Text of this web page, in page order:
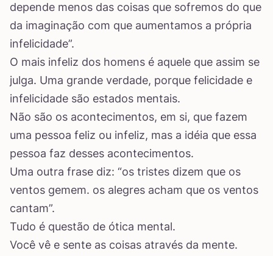
depende menos das coisas que sofremos do que
da imaginação com que aumentamos a própria
infelicidade”.
O mais infeliz dos homens é aquele que assim se
julga. Uma grande verdade, porque felicidade e
infelicidade são estados mentais.
Não são os acontecimentos, em si, que fazem
uma pessoa feliz ou infeliz, mas a idéia que essa
pessoa faz desses acontecimentos.
Uma outra frase diz: “os tristes dizem que os
ventos gemem. os alegres acham que os ventos
cantam”.
Tudo é questão de ótica mental.
Você vê e sente as coisas através da mente.